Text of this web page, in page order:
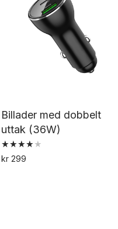
flere
varianter.
Alternativene
kan
velges
Billader med dobbelt
uttak (36W)
Vurdert
4.00
kr299